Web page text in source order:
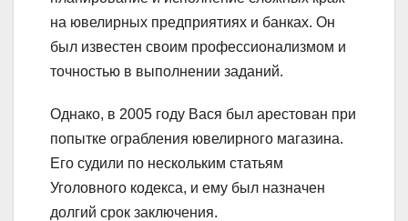
на ювелирных предприятиях и банках. Он
был известен своим профессионализмом и
точностью в выполнении заданий.
Однако, в 2005 году Вася был арестован при
попытке ограбления ювелирного магазина.
Его судили по нескольким статьям
Уголовного кодекса, и ему был назначен
долгий срок заключения.